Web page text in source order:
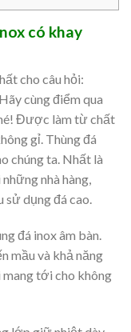
có khay
cho câu hỏi:
cùng điểm qua
Được làm từ chất
gỉ. Thùng đá
chúng ta. Nhất là
nhà hàng,
sử dụng đá cao.
đá inox âm bàn.
mầu và khả năng
mang tới cho không